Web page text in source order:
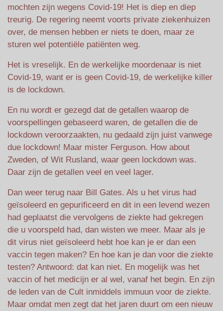
mochten zijn wegens Covid-19! Het is diep en diep
treurig. De regering neemt voorts private ziekenhuizen
over, de mensen hebben er niets te doen, maar ze
sturen wel potentiële patiënten weg.
Het is vreselijk. En de werkelijke moordenaar is niet
Covid-19, want er is geen Covid-19, de werkelijke killer
is de lockdown.
En nu wordt er gezegd dat de getallen waarop de
voorspellingen gebaseerd waren, de getallen die de
lockdown veroorzaakten, nu gedaald zijn juist vanwege
due lockdown! Maar mister Ferguson. How about
Zweden, of Wit Rusland, waar geen lockdown was.
Daar zijn de getallen veel en veel lager.
Dan weer terug naar Bill Gates. Als u het virus had
geïsoleerd en gepurificeerd en dit in een levend wezen
had geplaatst die vervolgens de ziekte had gekregen
die u voorspeld had, dan wisten we meer. Maar als je
dit virus niet geïsoleerd hebt hoe kan je er dan een
vaccin tegen maken? En hoe kan je dan voor die ziekte
testen? Antwoord: dat kan niet. En mogelijk was het
vaccin of het medicijn er al wel, vanaf het begin. En zijn
de leden van de Cult inmiddels immuun voor de ziekte.
Maar omdat men zegt dat het jaren duurt om een nieuw